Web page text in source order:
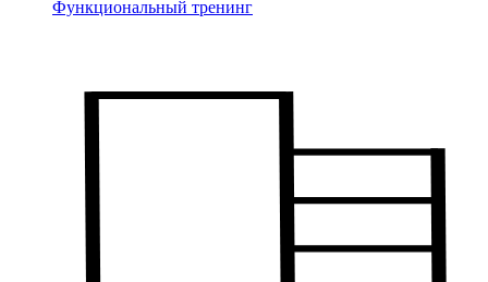
Функциональный тренинг